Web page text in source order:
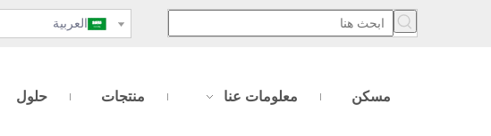
العربية
مسكن معلومات عنا منتجات حلول